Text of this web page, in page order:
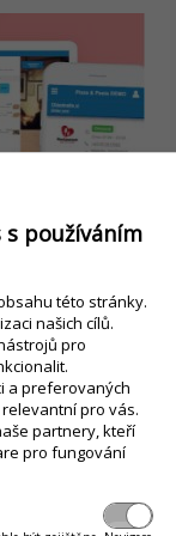
systému,
samotné
šetří čas,
s používáním
této stránky.
našich cílů.
pro
a preferovaných
pro vás.
partnery, kteří
pro fungování